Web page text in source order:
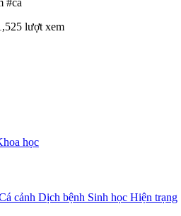
lượt xem
học
cảnh Dịch bệnh Sinh học Hiện trạng